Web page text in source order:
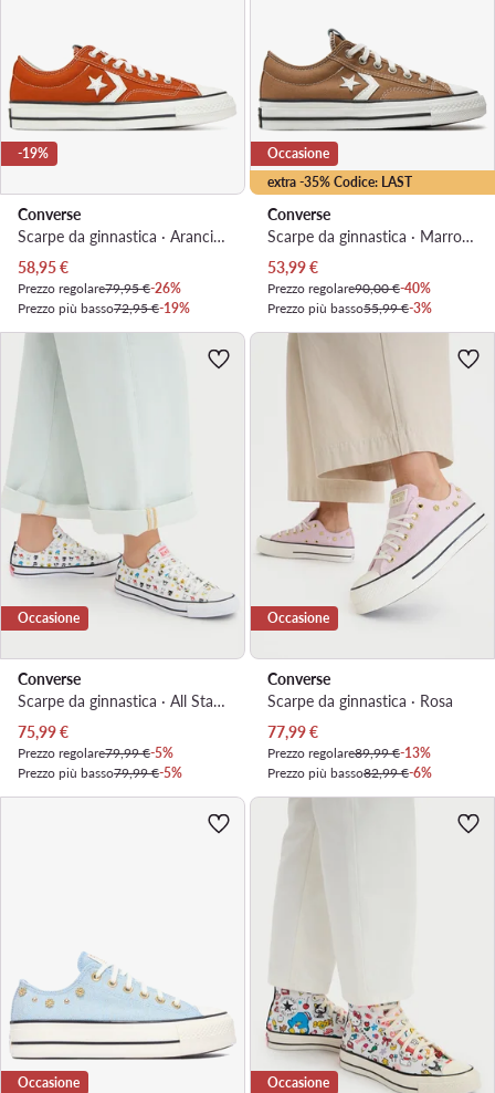
-19%
Converse
Scarpe da ginnastica · Arancione
Prezzo attuale
58,95€
Prezzo regolare79,95 €-26%
Prezzo più basso72,95 €-19%
extra -35% Codice: LAST
Occasione
Converse
Scarpe da ginnastica · Marrone
Prezzo attuale
53,99€
Prezzo regolare90,00 €-40%
Prezzo più basso55,99 €-3%
Occasione
Converse
Scarpe da ginnastica · All Star · Bianco
Prezzo attuale
75,99€
Prezzo regolare79,99 €-5%
Prezzo più basso79,99 €-5%
Occasione
Converse
Scarpe da ginnastica · Rosa
Prezzo attuale
77,99€
Prezzo regolare89,99 €-13%
Prezzo più basso82,99 €-6%
Occasione Occasione